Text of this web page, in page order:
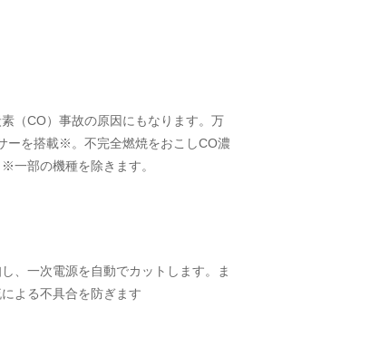
（CO）事故の原因にもなります。万
ーを搭載※。不完全燃焼をおこしCO濃
一部の機種を除きます。
、一次電源を自動でカットします。ま
よる不具合を防ぎます